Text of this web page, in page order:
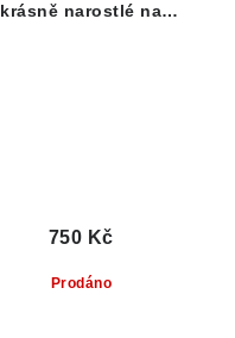
krásně narostlé na
Prodáno
750 Kč